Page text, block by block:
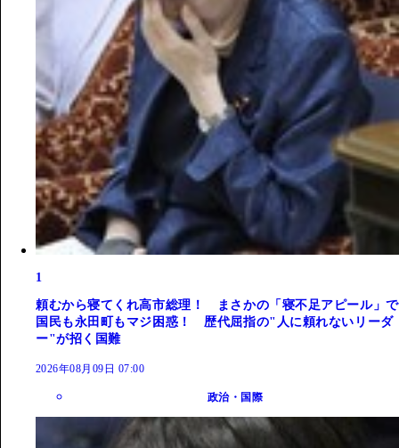
1
頼むから寝てくれ高市総理！ まさかの「寝不足アピール」で
国民も永田町もマジ困惑！ 歴代屈指の"人に頼れないリーダ
ー"が招く国難
2026年08月09日 07:00
政治・国際